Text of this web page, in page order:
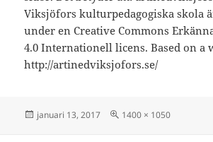
Viksjöfors kulturpedagogiska skola
under en Creative Commons
4.0 Internationell licens. Based on a
http://artinedviksjofors.se/
Postat
januari 13, 2017
Full
1400 × 1050